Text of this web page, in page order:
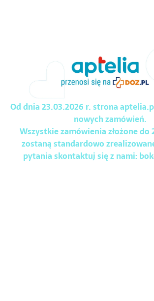
Od dnia 23.03.2026 r. strona
nowych zamówień.
Wszystkie zamówienia złożone do
zostaną standardowo
pytania skontaktuj się z nami: